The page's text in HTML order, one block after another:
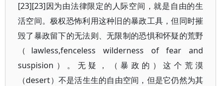
[23][23]因为由法律限定的人际空间，就是自由的生
活空间。极权恐怖利用这种旧的暴政工具，但同时摧
毁了暴政留下的无法则、无限制的恐惧和怀疑的荒野
（lawless,fenceless wilderness of fear and
suspision）。无疑，（暴政的）这个荒漠
（desert）不是活生生的自由空间，但是它仍然为其